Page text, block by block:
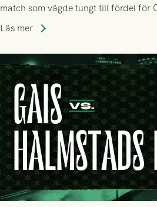
match som vägde tungt till fördel för
delades efter dramatik på tilläggstid.
Läs mer